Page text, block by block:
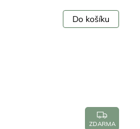
Do košíku
ZDARMA